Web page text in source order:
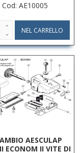
Cod: AE10005
AESCULAP
ECONOM II VITE DI